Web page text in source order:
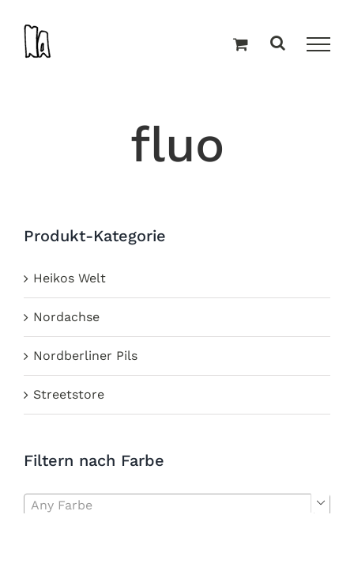
Inhalt
springen
fluo
Produkt-Kategorie
Heikos Welt
Nordachse
Nordberliner Pils
Streetstore
Filtern nach Farbe
Any Farbe 